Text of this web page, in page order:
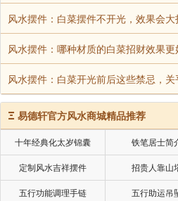
后得主而有常：找到主人
柔顺，缺乏主动性之人，需要
能更好发挥自己柔顺品行。有
业，不适合做领导；那么要飞
于一位可以追随的领导，也能
含万物而化光：包含万事
大地能够承载万物，包容万物
风水摆件：白菜摆件不开光，效果会大
风水摆件：哪种材质的白菜招财效果
风水摆件：白菜开光前后这些禁忌，关
Ξ 易德轩官方风水商城精品推荐
十年经典化太岁锦囊 铁笔居士简
定制风水吉祥摆件 招贵人靠山
五行功能调理手链 五行助运吊